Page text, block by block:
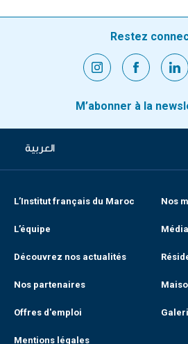
Restez
M’abonner à la
العربية
L’Institut français du Maroc Nos
L’équipe
Découvrez nos actualités
Nos partenaires
Offres d'emploi
Mentions légales